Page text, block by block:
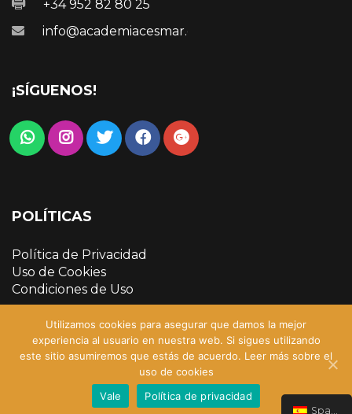
+34 952 82 80 25
info@academiacesmar.com
¡SÍGUENOS!
POLÍTICAS
Política de Privacidad
Uso de Cookies
Condiciones de Uso
Copyright © 2022 Academia Cesmar | Sitio creado
Spanish
Utilizamos cookies para asegurar que damos la mejor
experiencia al usuario en nuestra web. Si sigues utilizando
este sitio asumiremos que estás de acuerdo. Leer más sobre el
uso de cookies
Vale
Política de privacidad